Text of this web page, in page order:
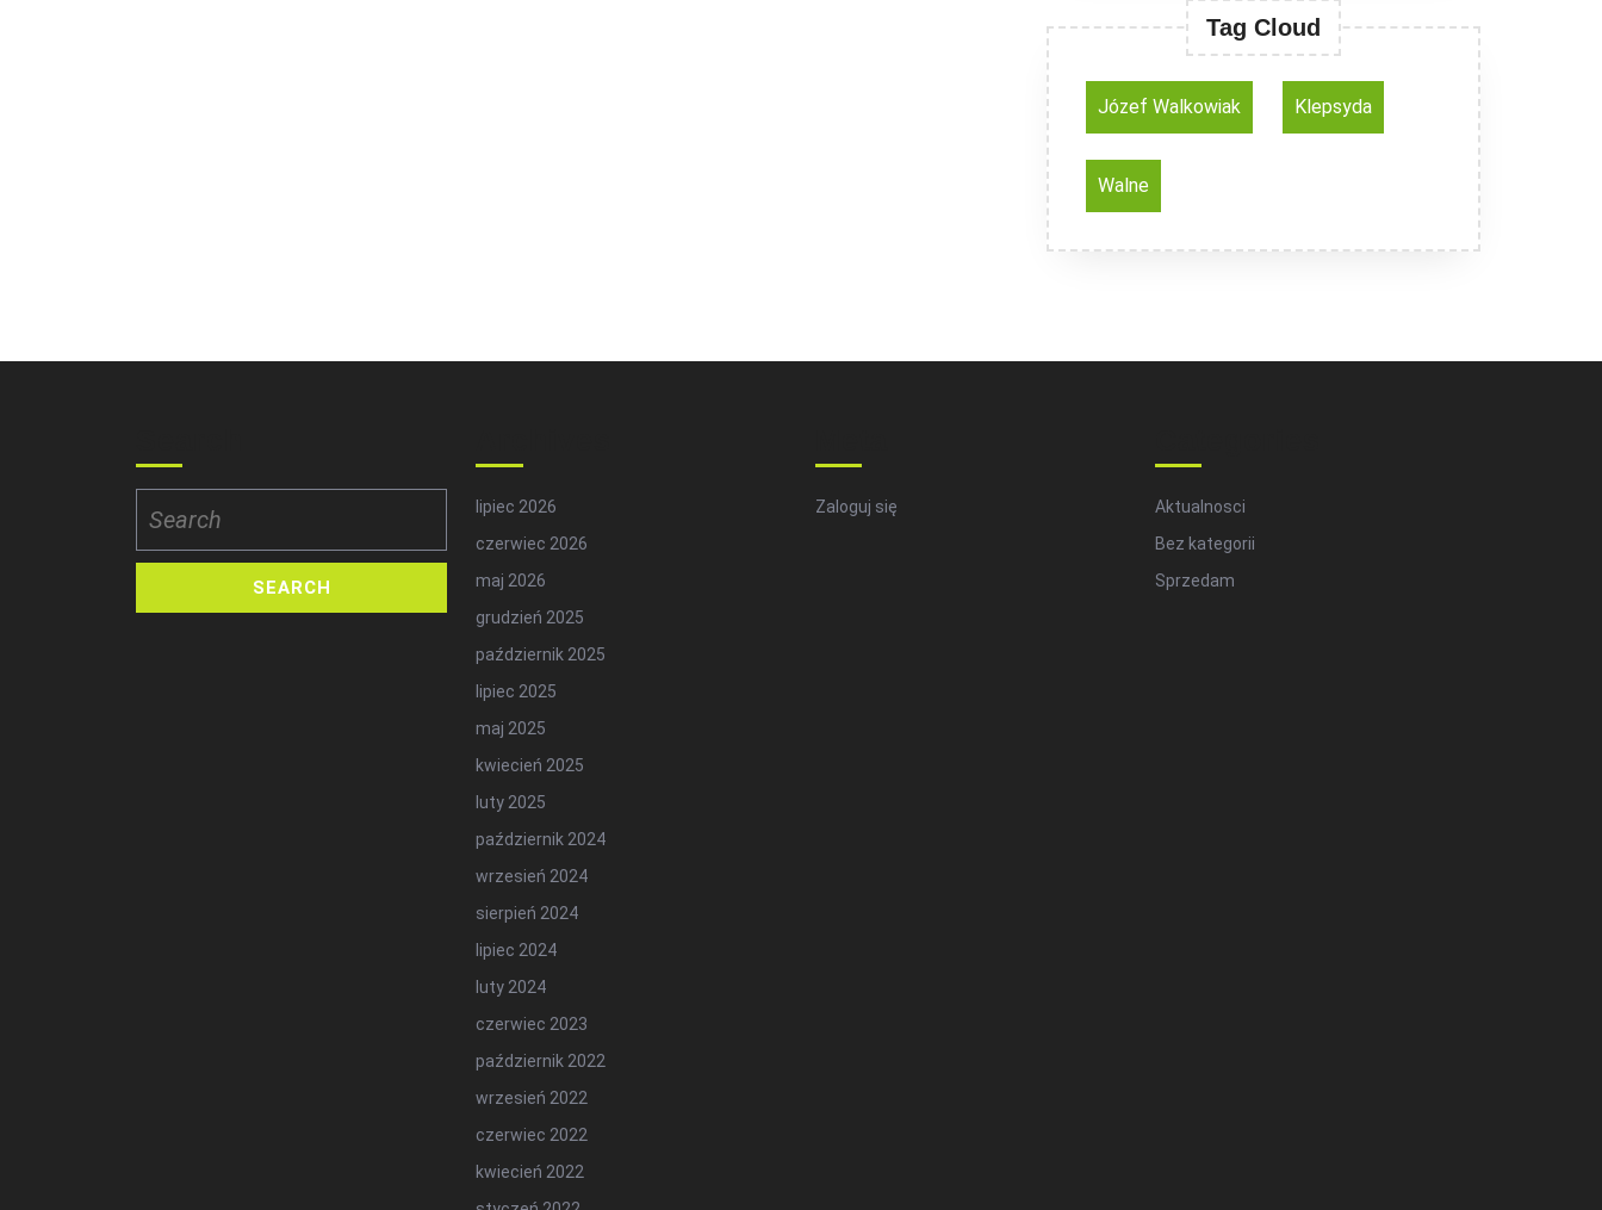
Tag Cloud
Józef Walkowiak Klepsyda
Walne
for:
lipiec 2026
czerwiec 2026
maj 2026
grudzień 2025
październik 2025
lipiec 2025
maj 2025
kwiecień 2025
luty 2025
październik 2024
wrzesień 2024
sierpień 2024
lipiec 2024
luty 2024
czerwiec 2023
październik 2022
wrzesień 2022
czerwiec 2022
kwiecień 2022
Zaloguj się
Aktualnosci
Bez kategorii
Sprzedam